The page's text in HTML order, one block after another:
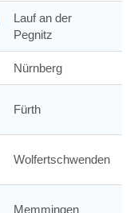
Lauf an der
Pegnitz
Nürnberg
Fürth
Wolfertschwenden
Memmingen